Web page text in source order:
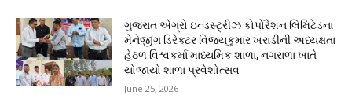
ગુજરાત એગ્રો ઇન્ડસ્ટ્રીઝ કોર્પોરેશન લિમિટેડના
મેનેજીંગ ડિરેક્ટર વિજયકુમાર ખરાડીની અધ્યક્ષતા
હેઠળ વિશ્વકર્મા માધ્યમિક શાળા, નગરાળા ખાતે
યોજાયો શાળા પ્રવેશોત્સવ
June 25, 2026